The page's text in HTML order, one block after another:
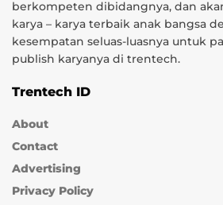
berkompeten dibidangnya, dan
karya – karya terbaik anak bangsa
kesempatan seluas-luasnya untuk
publish karyanya di trentech.
Trentech ID
About
Contact
Advertising
Privacy Policy